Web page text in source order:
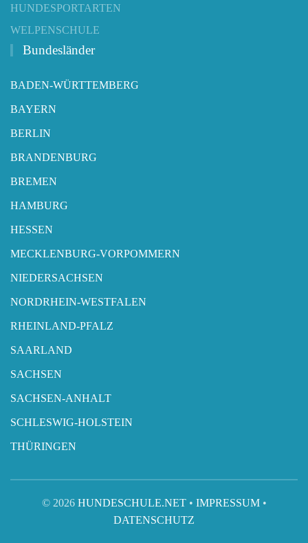
HUNDESPORTARTEN
WELPENSCHULE
Bundesländer
BADEN-WÜRTTEMBERG
BAYERN
BERLIN
BRANDENBURG
BREMEN
HAMBURG
HESSEN
MECKLENBURG-VORPOMMERN
NIEDERSACHSEN
NORDRHEIN-WESTFALEN
RHEINLAND-PFALZ
SAARLAND
SACHSEN
SACHSEN-ANHALT
SCHLESWIG-HOLSTEIN
THÜRINGEN
© 2026 HUNDESCHULE.NET• IMPRESSUM•
DATENSCHUTZ